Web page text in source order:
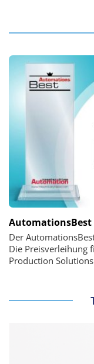
AutomationsBest
Der
Die Preisverleihung
Production